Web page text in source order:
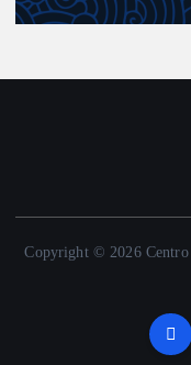
Copyright © 2026